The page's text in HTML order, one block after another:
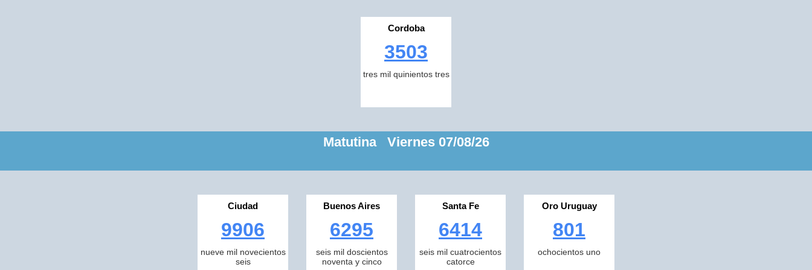
Cordoba
3503
tres mil quinientos tres
Matutina Viernes 07/08/26
Ciudad
9906
nueve mil novecientos
seis
Buenos Aires
6295
seis mil doscientos
noventa y cinco
Santa Fe
6414
seis mil cuatrocientos
catorce
Oro Uruguay
801
ochocientos uno